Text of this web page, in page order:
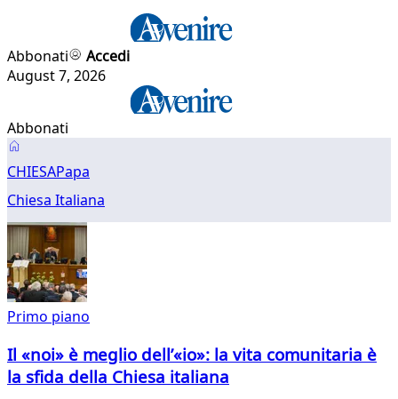
Abbonati
Accedi
August 7, 2026
Abbonati
Chiesa
CHIESAPapa
Chiesa Italiana
Primo piano
Il «noi» è meglio dell’«io»: la vita comunitaria è
la sfida della Chiesa italiana